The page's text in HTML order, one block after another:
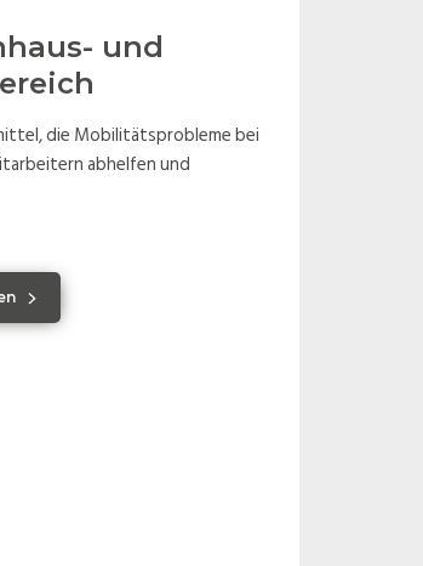
und
die Mobilitätsprobleme bei
abhelfen und